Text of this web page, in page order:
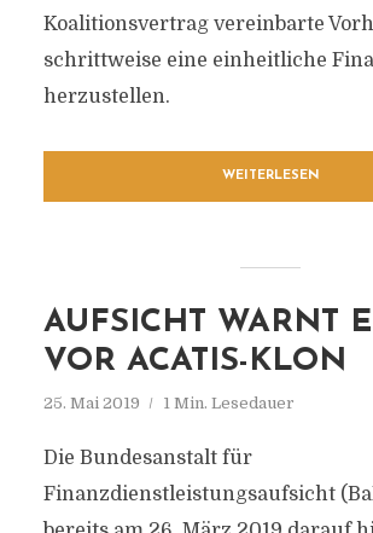
Koalitionsvertrag vereinbarte
schrittweise eine einheitliche
herzustellen.
WEITERLESEN
AUFSICHT WARNT
VOR ACATIS-KLON
25. Mai 2019 1 Min. Lesedauer
Die Bundesanstalt für
Finanzdienstleistungsaufsicht